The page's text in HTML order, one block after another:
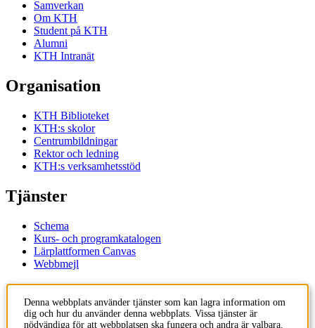
Samverkan
Om KTH
Student på KTH
Alumni
KTH Intranät
Organisation
KTH Biblioteket
KTH:s skolor
Centrumbildningar
Rektor och ledning
KTH:s verksamhetsstöd
Tjänster
Schema
Kurs- och programkatalogen
Lärplattformen Canvas
Webbmejl
KTH
Denna webbplats använder tjänster som kan lagra information om
dig och hur du använder denna webbplats. Vissa tjänster är
nödvändiga för att webbplatsen ska fungera och andra är valbara.